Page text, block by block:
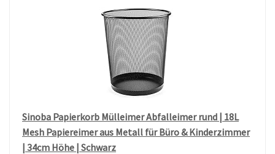
Sinoba Papierkorb Mülleimer Abfalleimer rund | 18L
Mesh Papiereimer aus Metall für Büro & Kinderzimmer
| 34cm Höhe | Schwarz